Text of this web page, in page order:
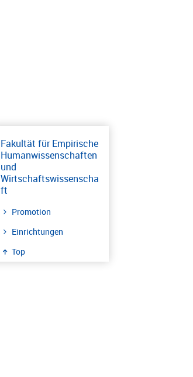
Fakultät für Empirische
Humanwissenschaften
und
Wirtschaftswissenscha
ft
Promotion
Einrichtungen
Top